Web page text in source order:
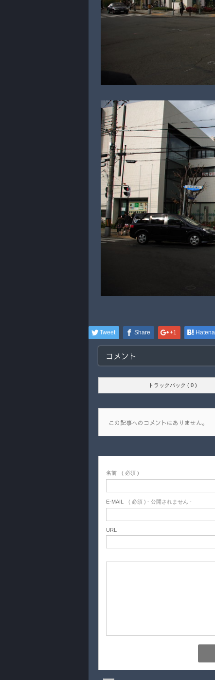
Tweet Share +1 Hatena
コメント
トラックバック ( 0 )
この記事へのコメントはありません。
名前 ( 必須 )
E-MAIL ( 必須 ) - 公開されません -
URL